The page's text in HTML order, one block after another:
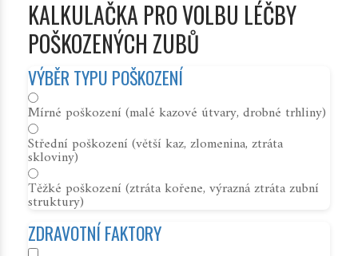
KALKULAČKA PRO VOLBU LÉČBY
POŠKOZENÝCH ZUBŮ
VÝBĚR TYPU POŠKOZENÍ
Mírné poškození (malé kazové útvary, drobné trhliny)
Střední poškození (větší kaz, zlomenina, ztráta
skloviny)
Těžké poškození (ztráta kořene, výrazná ztráta zubní
struktury)
ZDRAVOTNÍ FAKTORY